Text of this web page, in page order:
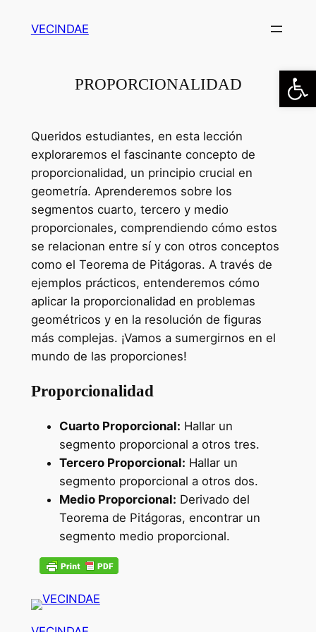
VECINDAE
PROPORCIONALIDAD
Queridos estudiantes, en esta lección
exploraremos el fascinante concepto de
proporcionalidad, un principio crucial en
geometría. Aprenderemos sobre los
segmentos cuarto, tercero y medio
proporcionales, comprendiendo cómo estos
se relacionan entre sí y con otros conceptos
como el Teorema de Pitágoras. A través de
ejemplos prácticos, entenderemos cómo
aplicar la proporcionalidad en problemas
geométricos y en la resolución de figuras
más complejas. ¡Vamos a sumergirnos en el
mundo de las proporciones!
Proporcionalidad
Cuarto Proporcional: Hallar un
segmento proporcional a otros tres.
Tercero Proporcional: Hallar un
segmento proporcional a otros dos.
Medio Proporcional: Derivado del
Teorema de Pitágoras, encontrar un
segmento medio proporcional.
Abrir